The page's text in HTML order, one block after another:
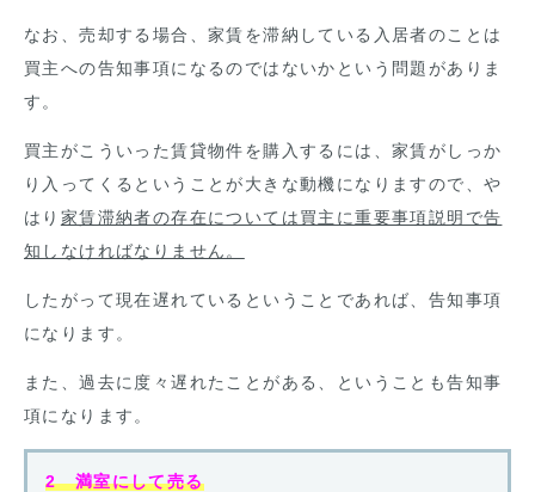
なお、売却する場合、家賃を滞納している入居者のことは
買主への告知事項になるのではないかという問題がありま
す。
買主がこういった賃貸物件を購入するには、家賃がしっか
り入ってくるということが大きな動機になりますので、や
はり 家賃滞納者の存在については買主に重要事項説明で告
知しなければなりません。
したがって現在遅れているということであれば、告知事項
になります。
また、過去に度々遅れたことがある、ということも告知事
項になります。
2 満室にして売る